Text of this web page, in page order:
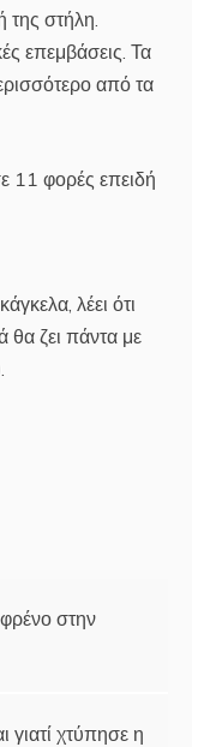
της στήλη.
επεμβάσεις. Τα
από τα
λέει ότι
θα ζει πάντα με
φρένο στην
γιατί χτύπησε η